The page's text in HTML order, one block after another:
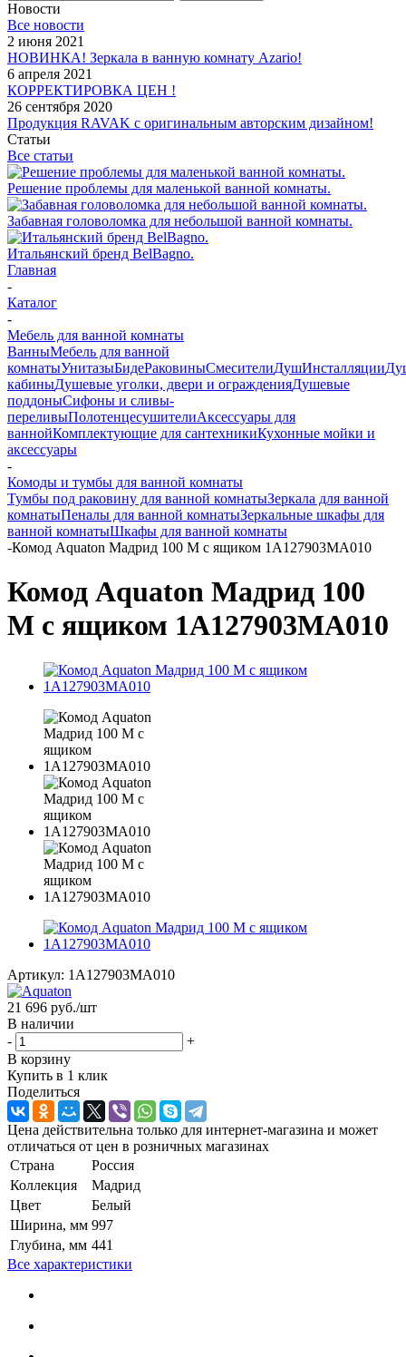
Новости
Все новости
2 июня 2021
НОВИНКА! Зеркала в ванную комнату Azario!
6 апреля 2021
КОРРЕКТИРОВКА ЦЕН !
26 сентября 2020
Продукция RAVAK с оригинальным авторским дизайном!
Статьи
Все статьи
Решение проблемы для маленькой ванной комнаты.
Забавная головоломка для небольшой ванной комнаты.
Итальянский бренд BelBagno.
Главная
-
Каталог
-
Мебель для ванной комнаты
ВанныМебель для ванной
комнатыУнитазыБидеРаковиныСмесителиДушИнсталляции
кабиныДушевые уголки, двери и огражденияДушевые
поддоныСифоны и сливы-
переливыПолотенцесушителиАксессуары для
ваннойКомплектующие для сантехникиКухонные мойки и
аксессуары
-
Комоды и тумбы для ванной комнаты
Тумбы под раковину для ванной комнатыЗеркала для ванной
комнатыПеналы для ванной комнатыЗеркальные шкафы для
ванной комнатыШкафы для ванной комнаты
-Комод Aquaton Мадрид 100 М с ящиком 1A127903MA010
Комод Aquaton Мадрид 100
М с ящиком 1A127903MA010
Артикул: 1A127903MA010
21 696 руб./шт
В наличии
-
+
В корзину
Купить в 1 клик
Поделиться
Цена действительна только для интернет-магазина и может
отличаться от цен в розничных магазинах
Страна
Россия
Коллекция
Мадрид
Цвет
Белый
Ширина, мм 997
Глубина, мм 441
Все характеристики